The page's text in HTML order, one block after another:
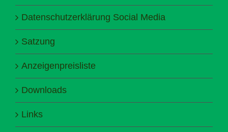
Datenschutzerklärung Social Media
Satzung
Anzeigenpreisliste
Downloads
Links